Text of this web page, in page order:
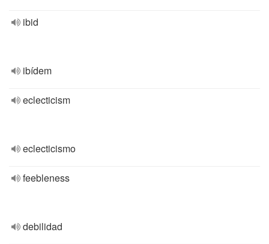
ibid
ibídem
eclecticism
eclecticismo
feebleness
debilidad